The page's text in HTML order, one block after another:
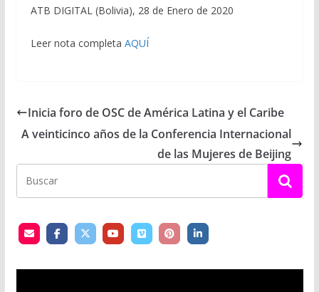
ATB DIGITAL (Bolivia), 28 de Enero de 2020
Leer nota completa AQUÍ
Inicia foro de OSC de América Latina y el Caribe
A veinticinco años de la Conferencia Internacional
de las Mujeres de Beijing